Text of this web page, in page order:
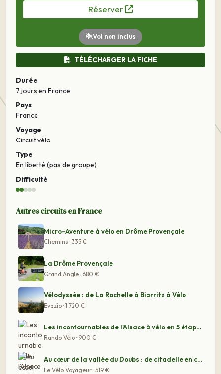
Réserver
Vol non inclus
TÉLÉCHARGER LA FICHE
Durée
7 jours en France
Pays
France
Voyage
Circuit vélo
Type
En liberté (pas de groupe)
Difficulté
Autres circuits en France
Micro-Aventure à vélo en Drôme Provençale
Chemins · 335 €
La Drôme Provençale
Grand Angle · 680 €
Vélodyssée : de La Rochelle à Biarritz à Vélo
Evazio · 1 720 €
Les incontournables de l'Alsace à vélo en 5 étapes
Rando Vélo · 900 €
Au cœur de la vallée du Doubs : de citadelle en citadel
Le Vélo Voyageur · 519 €